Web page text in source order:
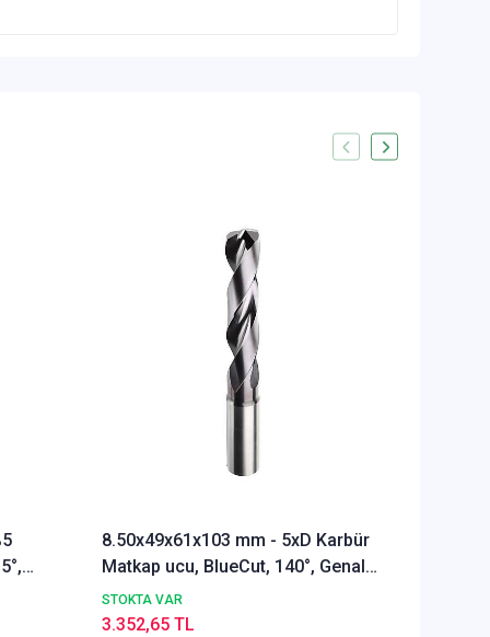
8.50x49x61x103 mm - 5xD Karbür
Matkap ucu, BlueCut, 140°, Genal
amaçlı
STOKTA VAR
3.352,65 TL